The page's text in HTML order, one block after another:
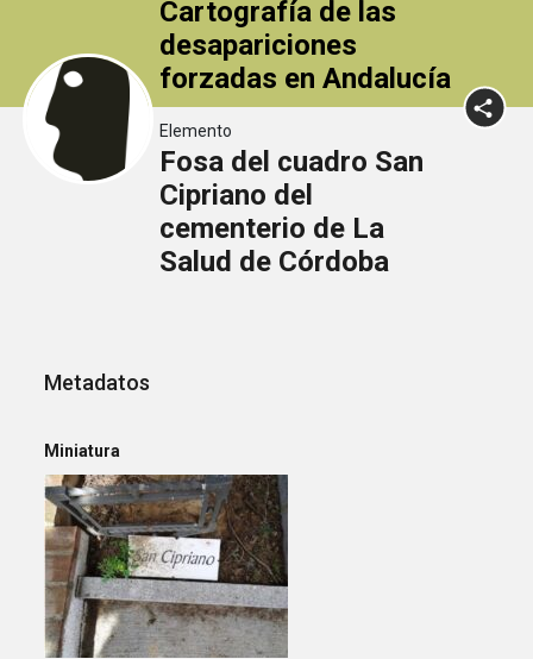
Cartografía de las
desapariciones
forzadas en Andalucía
Elemento
Fosa del cuadro San
Cipriano del
cementerio de La
Salud de Córdoba
Metadatos
Miniatura